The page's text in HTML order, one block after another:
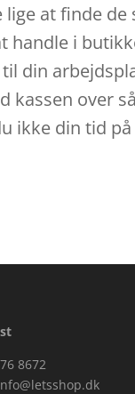
at finde
i
din
kassen over
ikke din tid
8672